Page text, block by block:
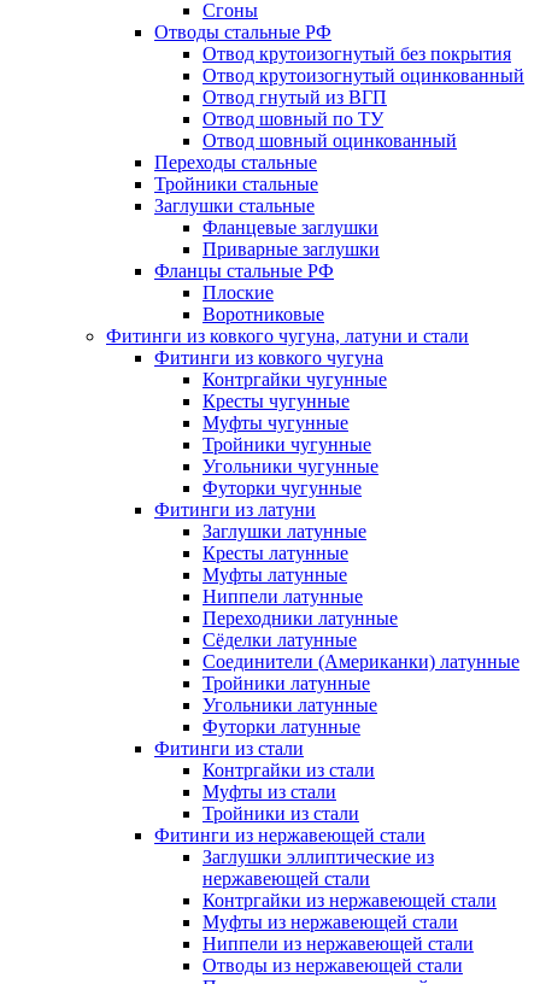
Сгоны
Отводы стальные РФ
Отвод крутоизогнутый без покрытия
Отвод крутоизогнутый оцинкованный
Отвод гнутый из ВГП
Отвод шовный по ТУ
Отвод шовный оцинкованный
Переходы стальные
Тройники стальные
Заглушки стальные
Фланцевые заглушки
Приварные заглушки
Фланцы стальные РФ
Плоские
Воротниковые
Фитинги из ковкого чугуна, латуни и стали
Фитинги из ковкого чугуна
Контргайки чугунные
Кресты чугунные
Муфты чугунные
Тройники чугунные
Угольники чугунные
Футорки чугунные
Фитинги из латуни
Заглушки латунные
Кресты латунные
Муфты латунные
Ниппели латунные
Переходники латунные
Сёделки латунные
Соединители (Американки) латунные
Тройники латунные
Угольники латунные
Футорки латунные
Фитинги из стали
Контргайки из стали
Муфты из стали
Тройники из стали
Фитинги из нержавеющей стали
Заглушки эллиптические из
нержавеющей стали
Контргайки из нержавеющей стали
Муфты из нержавеющей стали
Ниппели из нержавеющей стали
Отводы из нержавеющей стали